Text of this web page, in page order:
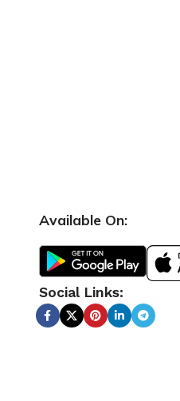
Available On:
Social Links: